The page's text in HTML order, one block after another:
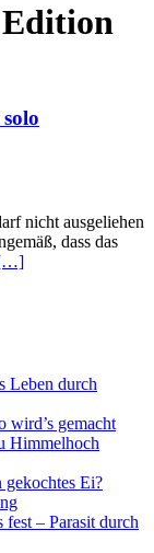
Edition
nicht ausgeliehen
dass das
Leben durch
wird’s gemacht
Himmelhoch
gekochtes Ei?
– Parasit durch